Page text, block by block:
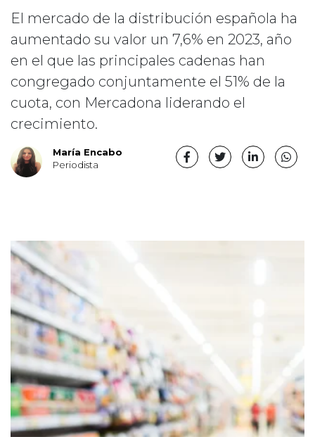
El mercado de la distribución española ha
aumentado su valor un 7,6% en 2023, año
en el que las principales cadenas han
congregado conjuntamente el 51% de la
cuota, con Mercadona liderando el
crecimiento.
María Encabo
Periodista